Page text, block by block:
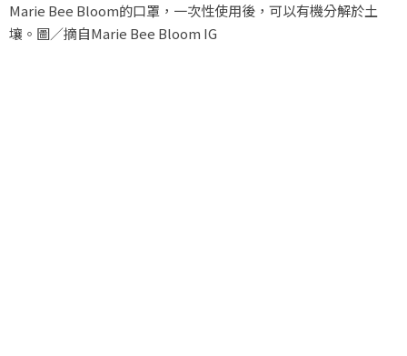
Marie Bee Bloom的口罩，一次性使用後，可以有機分解於土
壤。圖／摘自Marie Bee Bloom IG